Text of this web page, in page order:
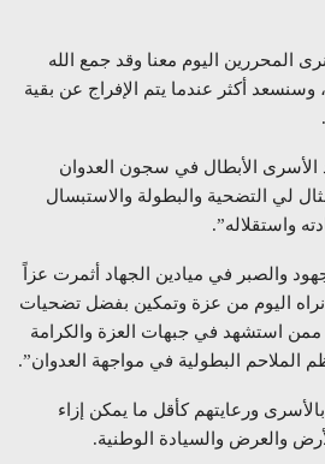
المحررين اليوم معنا وقد جمع الله
وسنسعد أكثر عندما يتم الإفراج عن بقية
الأبطال في سجون العدوان
لي التضحية والبطولة والاستبسال
واستقلاله”.
والصبر في ميادين الجهاد أثمرت عزاً
اليوم من عزة وتمكين بفضل تضحيات
ممن استشهد في جبهات العزة والكرامة
الملاحم البطولية في مواجهة العدوان”.
ورعايتهم كأقل ما يمكن إزاء
والعرض والسيادة الوطنية.